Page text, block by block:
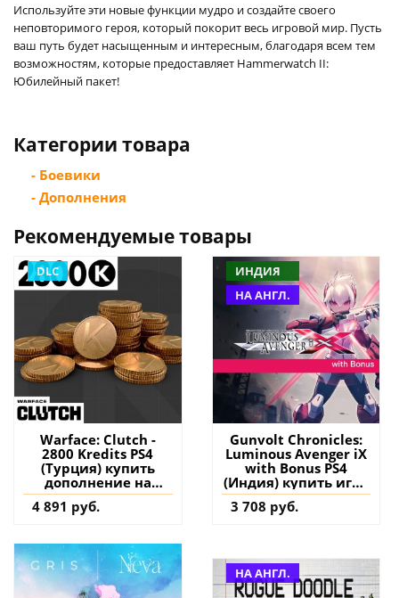
Используйте эти новые функции мудро и создайте своего
неповторимого героя, который покорит весь игровой мир. Пусть
ваш путь будет насыщенным и интересным, благодаря всем тем
возможностям, которые предоставляет Hammerwatch II:
Юбилейный пакет!
Категории товара
- Боевики
- Дополнения
Рекомендуемые товары
DLC
Warface: Clutch -
2800 Kredits PS4
(Турция) купить
дополнение на
аккаунт
4 891 руб.
ИНДИЯ
НА АНГЛ.
Gunvolt Chronicles:
Luminous Avenger iX
with Bonus PS4
(Индия) купить игру
на аккаунт
3 708 руб.
НА АНГЛ.